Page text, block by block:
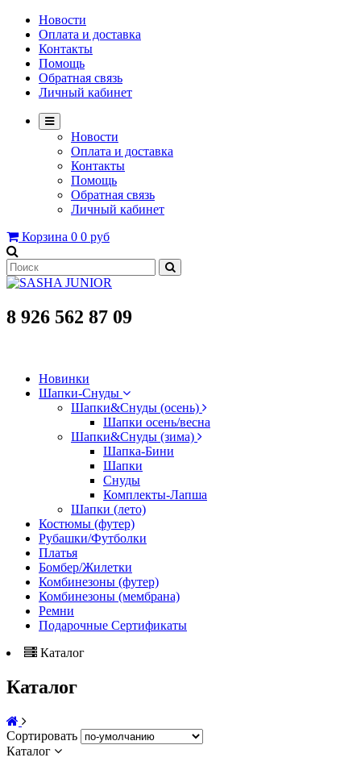
Новости
Оплата и доставка
Контакты
Помощь
Обратная связь
Личный кабинет
Новости
Оплата и доставка
Контакты
Помощь
Обратная связь
Личный кабинет
Корзина 0 0 руб
8 926 562 87 09
Новинки
Шапки-Снуды
Шапки&Cнуды (осень)
Шапки осень/весна
Шапки&Cнуды (зима)
Шапка-Бини
Шапки
Снуды
Комплекты-Лапша
Шапки (лето)
Костюмы (футер)
Рубашки/Футболки
Платья
Бомбер/Жилетки
Комбинезоны (футер)
Комбинезоны (мембрана)
Ремни
Подарочные Сертификаты
Каталог
Каталог
Сортировать
Каталог